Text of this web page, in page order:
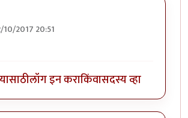
10/2017 20:51
लॉग इन कराकिंवासदस्य व्हा